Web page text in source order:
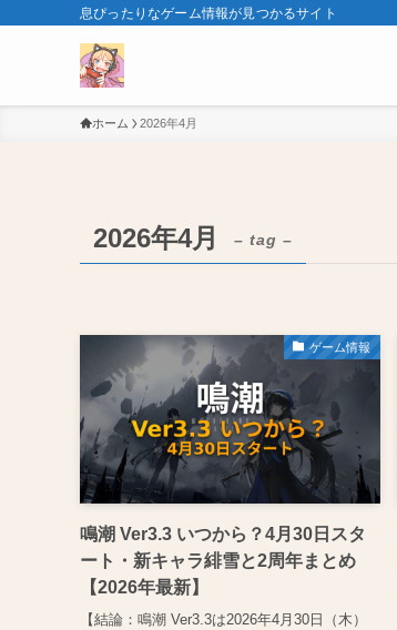
息ぴったりなゲーム情報が見つかるサイト
ホーム 2026年4月
2026年4月 – tag –
ゲーム情報
鳴潮 Ver3.3 いつから？4月30日スタ
ート・新キャラ緋雪と2周年まとめ
【2026年最新】
【結論：鳴潮 Ver3.3は2026年4月30日（木）